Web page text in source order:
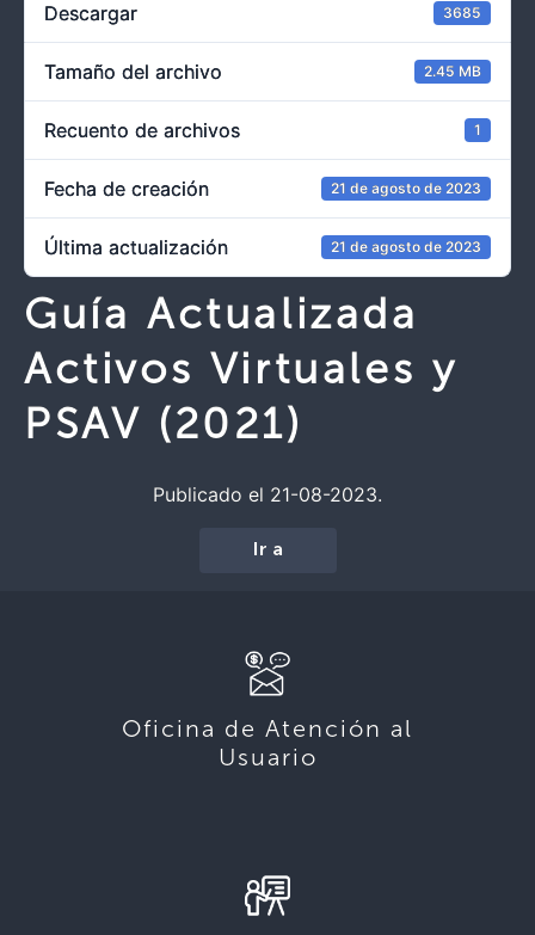
Descargar 3685
Tamaño del archivo 2.45 MB
Recuento de archivos 1
Fecha de creación 21 de agosto de 2023
Última actualización 21 de agosto de 2023
Guía Actualizada
Activos Virtuales y
PSAV (2021)
Publicado el 21-08-2023.
Ir a
Oficina de Atención al
Usuario